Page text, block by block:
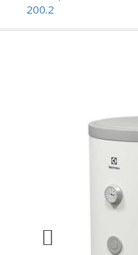
200.2